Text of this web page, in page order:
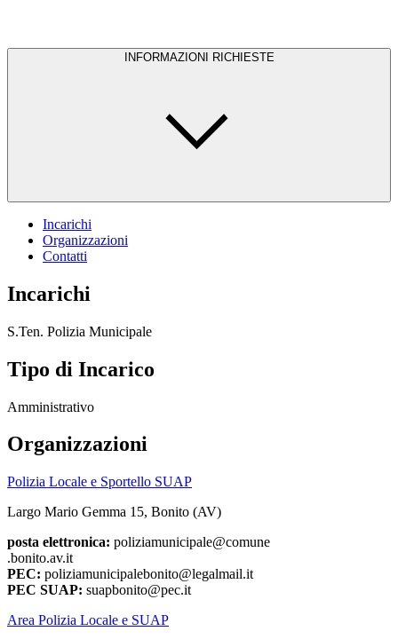
INFORMAZIONI RICHIESTE
Incarichi
Organizzazioni
Contatti
Incarichi
S.Ten. Polizia Municipale
Tipo di Incarico
Amministrativo
Organizzazioni
Polizia Locale e Sportello SUAP
Largo Mario Gemma 15, Bonito (AV)
posta elettronica: poliziamunicipale@comune
.bonito.av.it
PEC: poliziamunicipalebonito@legalmail.it
PEC SUAP: suapbonito@pec.it
Area Polizia Locale e SUAP